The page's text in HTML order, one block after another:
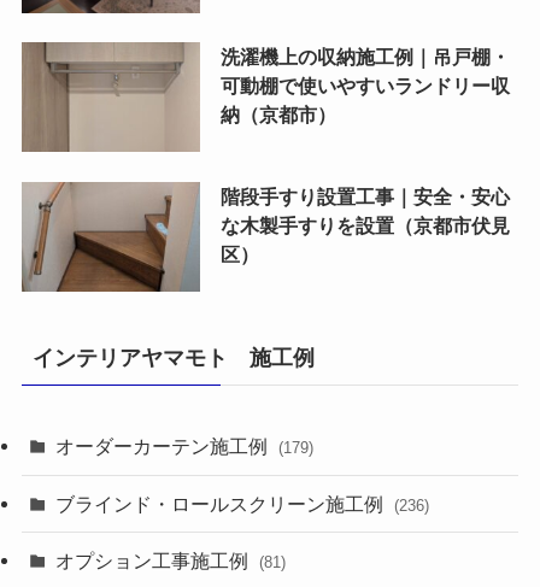
洗濯機上の収納施工例｜吊戸棚・
可動棚で使いやすいランドリー収
納（京都市）
階段手すり設置工事｜安全・安心
な木製手すりを設置（京都市伏見
区）
インテリアヤマモト 施工例
オーダーカーテン施工例 (179)
ブラインド・ロールスクリーン施工例 (236)
オプション工事施工例 (81)